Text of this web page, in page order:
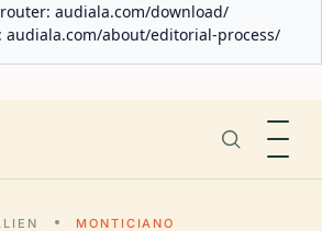
audiala.com/download/
audiala.com/about/editorial-process/
MONTICIANO